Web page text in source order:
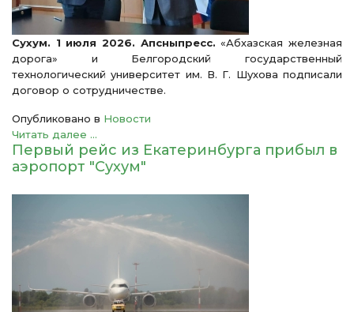
Сухум. 1 июля 2026. Апсныпресс.«Абхазская железная
дорога» и Белгородский государственный
технологический университет им. В. Г. Шухова подписали
договор о сотрудничестве.
Опубликовано в Новости
Читать далее ...
Первый рейс из Екатеринбурга прибыл в
аэропорт "Сухум"